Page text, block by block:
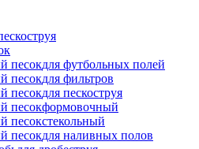
песокдля футбольных полей
песокдля фильтров
песокдля пескоструя
песокформовочный
песокстекольный
песокдля наливных полов